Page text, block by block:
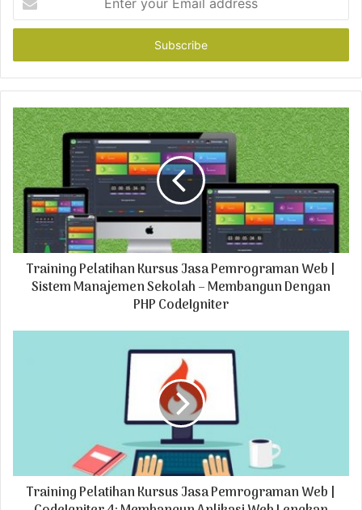
t
r
y
u
r
E
m
a
i
l
a
d
s
Training Pelatihan Kursus Jasa Pemrograman Web |
Sistem Manajemen Sekolah – Membangun Dengan
PHP CodeIgniter
Training Pelatihan Kursus Jasa Pemrograman Web |